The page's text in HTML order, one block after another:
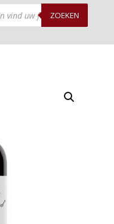
ZOEKEN